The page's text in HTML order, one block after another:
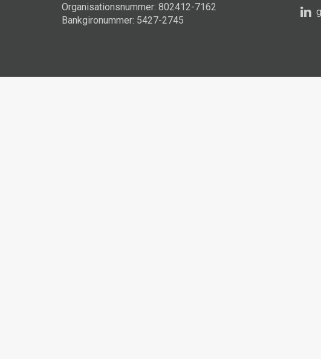
Organisationsnummer: 802412-7162
Bankgironummer: 5427-2745